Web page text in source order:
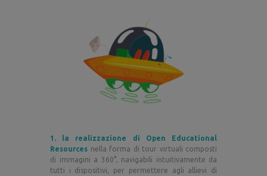
1. la realizzazione di Open Educational
Resources nella forma di tour virtuali composti
di immagini a 360°, navigabili intuitivamente da
tutti i dispositivi, per permettere agli allievi di